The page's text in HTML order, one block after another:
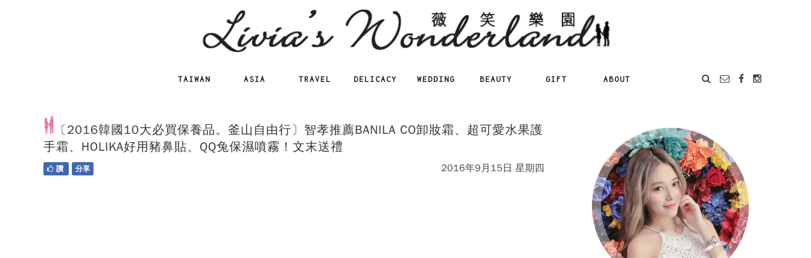
TAIWAN ASIA TRAVEL DELICACY WEDDING BEAUTY GIFT ABOUT
〔2016韓國10大必買保養品。釜山自由行〕智孝推薦BANILA CO卸妝霜、超可愛水果護
手霜、HOLIKA好用豬鼻貼、QQ兔保濕噴霧！文末送禮
2016年9月15日 星期四
讚 分享